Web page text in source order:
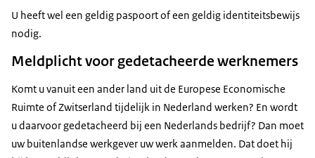
U heeft wel een geldig paspoort of een geldig identiteitsbewijs
nodig.
Meldplicht voor gedetacheerde werknemers
Komt u vanuit een ander land uit de Europese Economische
Ruimte of Zwitserland tijdelijk in Nederland werken? En wordt
u daarvoor gedetacheerd bij een Nederlands bedrijf? Dan moet
uw buitenlandse werkgever uw werk aanmelden. Dat doet hij